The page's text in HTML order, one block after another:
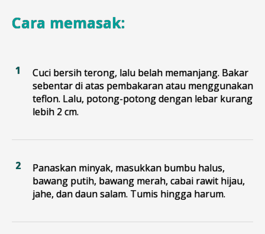
Cara memasak:
Cuci bersih terong, lalu belah memanjang. Bakar
sebentar di atas pembakaran atau menggunakan
teflon. Lalu, potong-potong dengan lebar kurang
lebih 2 cm.
Panaskan minyak, masukkan bumbu halus,
bawang putih, bawang merah, cabai rawit hijau,
jahe, dan daun salam. Tumis hingga harum.